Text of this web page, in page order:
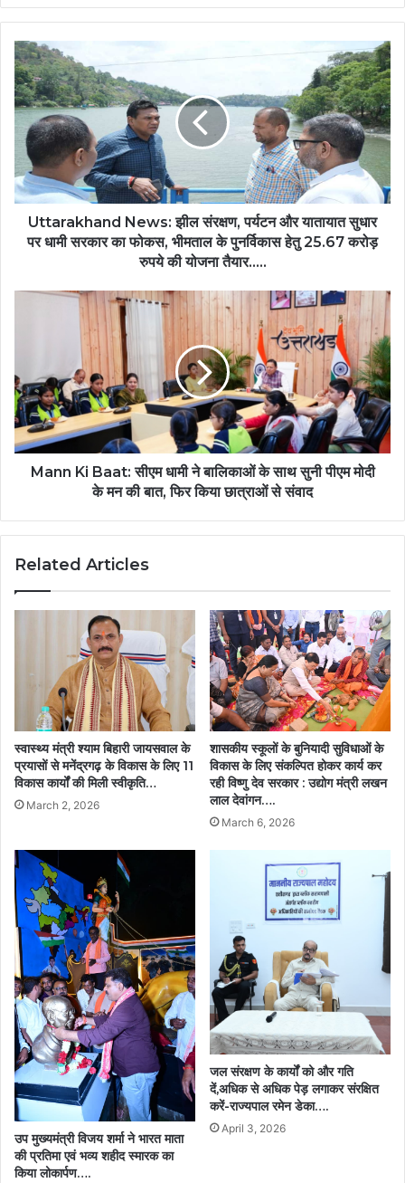
Uttarakhand
News:
झील
संरक्षण,
पर्यटन
और
यातायात
सुधार
पर
धामी
सरकार
भीमताल
25.67
करोड़
रुपये
की
योजना
तैयार.....
Uttarakhand News: झील संरक्षण, पर्यटन और यातायात सुधार
पर धामी सरकार का फोकस, भीमताल के पुनर्विकास हेतु 25.67 करोड़
रुपये की योजना तैयार.....
Mann
धामी
ने
बालिकाओं
के
साथ
की
संवाद
Mann Ki Baat: सीएम धामी ने बालिकाओं के साथ सुनी पीएम मोदी
के मन की बात, फिर किया छात्राओं से संवाद
Related Articles
स्वास्थ्य मंत्री श्याम बिहारी जायसवाल के
प्रयासों से मनेंद्रगढ़ के विकास के लिए 11
विकास कार्यों की मिली स्वीकृति…
March 2, 2026
शासकीय स्कूलों के बुनियादी सुविधाओं के
विकास के लिए संकल्पित होकर कार्य कर
रही विष्णु देव सरकार : उद्योग मंत्री लखन
लाल देवांगन….
March 6, 2026
उप मुख्यमंत्री विजय शर्मा ने भारत माता
की प्रतिमा एवं भव्य शहीद स्मारक का
किया लोकार्पण….
जल संरक्षण के कार्यों को और गति
दें,अधिक से अधिक पेड़ लगाकर संरक्षित
करें-राज्यपाल रमेन डेका….
April 3, 2026